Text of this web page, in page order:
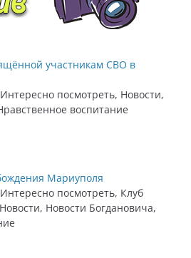
участникам СВО в
посмотреть, Новости,
воспитание
Мариуполя
посмотреть, Клуб
Новости Богдановича,